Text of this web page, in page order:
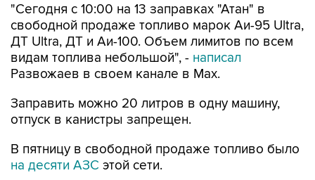
"Сегодня с 10:00 на 13 заправках "Атан" в
свободной продаже топливо марок Аи-95 Ultra,
ДТ Ultra, ДТ и Аи-100. Объем лимитов по всем
видам топлива небольшой", - написал
Развожаев в своем канале в Max.
Заправить можно 20 литров в одну машину,
отпуск в канистры запрещен.
В пятницу в свободной продаже топливо было
на десяти АЗС этой сети.